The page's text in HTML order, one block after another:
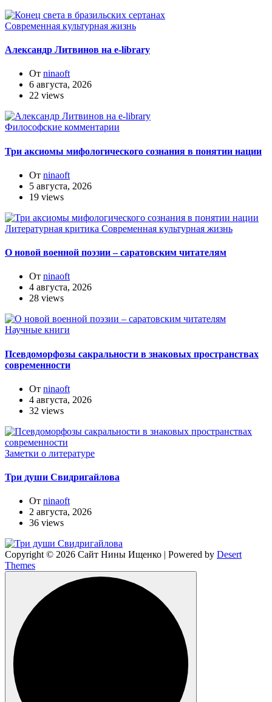
Современная культурная жизнь
Александр Литвинов на e-library
От ninaoft
6 августа, 2026
22 views
Философские комментарии
Три аксиомы мифологического сознания в понятии нации
От ninaoft
5 августа, 2026
19 views
Литературная критика Современная культурная жизнь
О новой военной поэзии – саратовским читателям
От ninaoft
4 августа, 2026
28 views
Научные книги
Псевдоморфозы сакральности в знаковых пространствах
современности
От ninaoft
4 августа, 2026
32 views
Заметки о литературе
Три души Свидригайлова
От ninaoft
2 августа, 2026
36 views
Copyright © 2026 Сайт Нины Ищенко | Powered by Desert
Themes